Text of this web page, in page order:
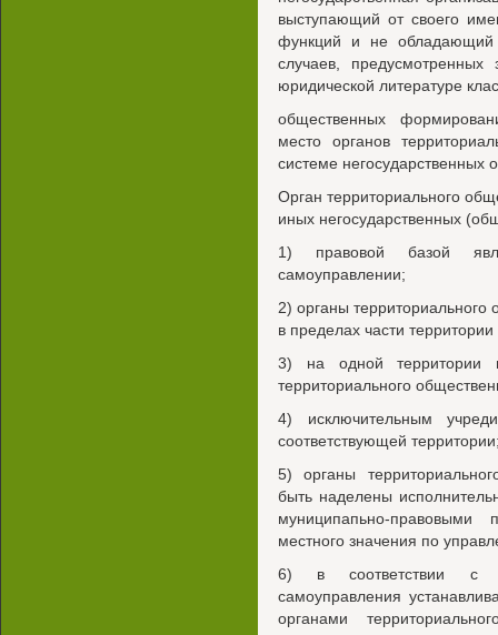
выступающий от своего
функций и не обладающий
случаев,
юридической литературе
общественных
место органов
системе негосударственных
Орган территориального
иных негосударственных
1) правовой базой
самоуправлении;
2) органы территориального
в пределах части
3) на одной территории
территориального
4) исключительным
соответствующей
5) органы
быть наделены
муниципапьно-
местного значения по
6) в соответствии с
самоуправления
органами